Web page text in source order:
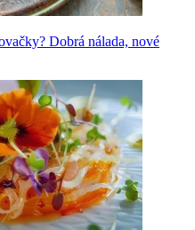
Dobrá nálada, nové